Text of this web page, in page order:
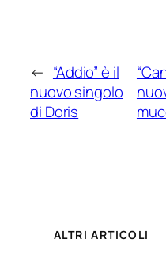
← “Addio” è il
nuovo singolo
di Doris
ALTRI ARTICOLI